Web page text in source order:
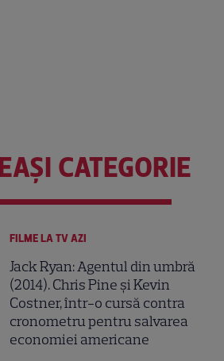
CATEGORIE
FILME LA TV AZI
Jack Ryan: Agentul din umbră
(2014). Chris Pine și Kevin
Costner, într-o cursă contra
cronometru pentru salvarea
economiei americane